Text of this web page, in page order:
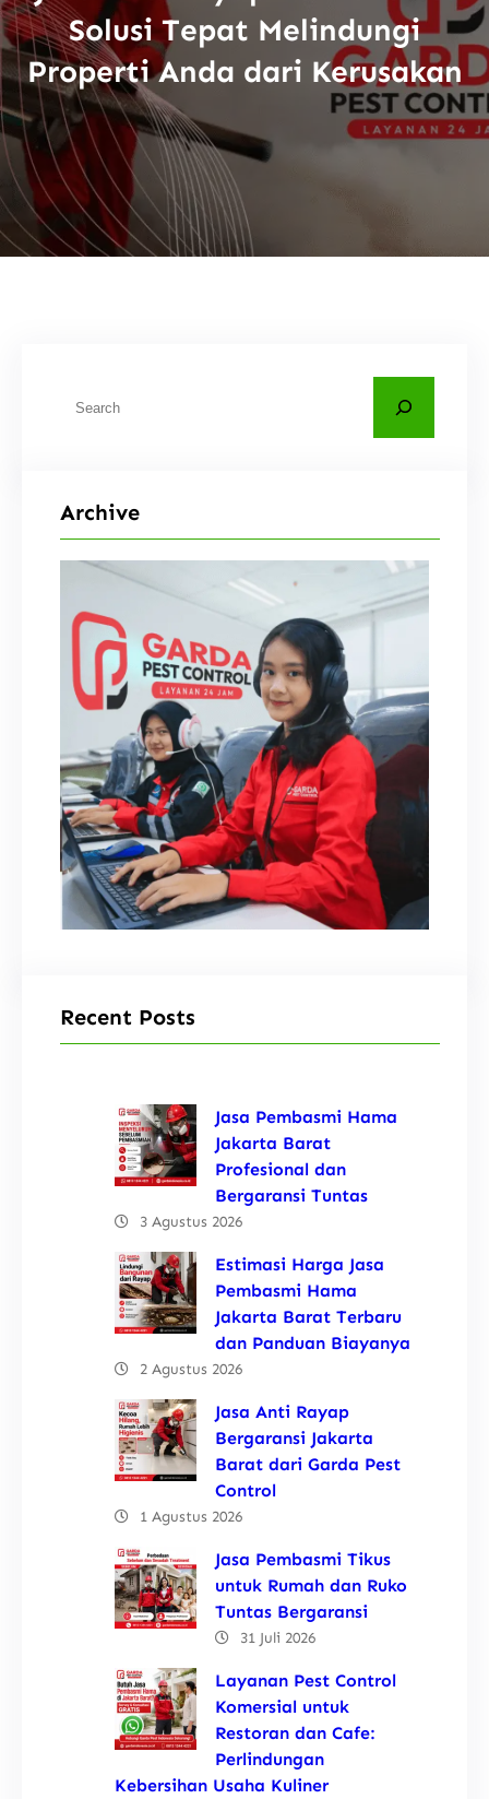
Solusi Tepat Melindungi
Properti Anda dari Kerusakan
Archive
Recent Posts
Jasa Pembasmi Hama
Jakarta Barat
Profesional dan
Bergaransi Tuntas
3 Agustus 2026
Estimasi Harga Jasa
Pembasmi Hama
Jakarta Barat Terbaru
dan Panduan Biayanya
2 Agustus 2026
Jasa Anti Rayap
Bergaransi Jakarta
Barat dari Garda Pest
Control
1 Agustus 2026
Jasa Pembasmi Tikus
untuk Rumah dan Ruko
Tuntas Bergaransi
31 Juli 2026
Layanan Pest Control
Komersial untuk
Restoran dan Cafe:
Perlindungan
Kebersihan Usaha Kuliner